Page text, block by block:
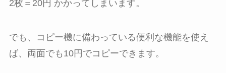
2枚＝20円 かかってしまいます。
でも、コピー機に備わっている便利な機能を使え
ば、両面でも10円でコピーできます。